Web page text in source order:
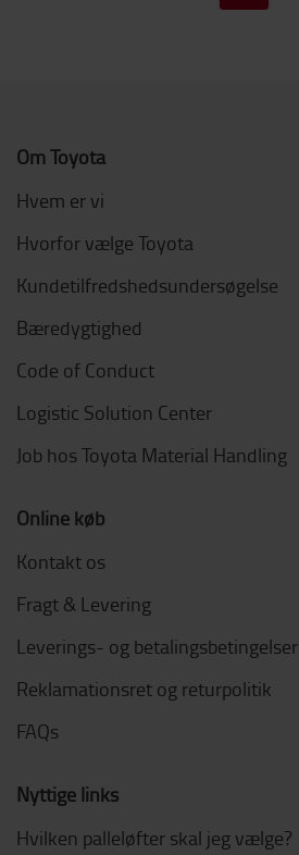
Om Toyota
Hvem er vi
Hvorfor vælge Toyota
Kundetilfredshedsundersøgelse
Bæredygtighed
Code of Conduct
Logistic Solution Center
Job hos Toyota Material Handling
Online køb
Kontakt os
Fragt & Levering
Leverings- og betalingsbetingelser
Reklamationsret og returpolitik
FAQs
Nyttige links
Hvilken palleløfter skal jeg vælge?